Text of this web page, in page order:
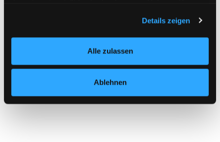
Details zeigen
Alle zulassen
Ablehnen
WhatsApp-Gruppe
für Freelancer:innen?